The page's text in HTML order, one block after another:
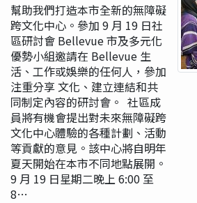
幫助我們打造本市全新的無障礙
跨文化中心。參加 9 月 19 日社
區研討會 Bellevue 市及多元化
優勢小組邀請在 Bellevue 生
活、工作或娛樂的任何人，參加
注重分享 文化、建立連結和共
同制定內容的研討會。 社區成
員將有機會提出對未來無障礙跨
文化中心體驗的各種計劃、活動
等貢獻的意見。該中心將自明年
夏天開始在本市不同地點展開。
9 月 19 日星期二晚上 6:00 至
8…